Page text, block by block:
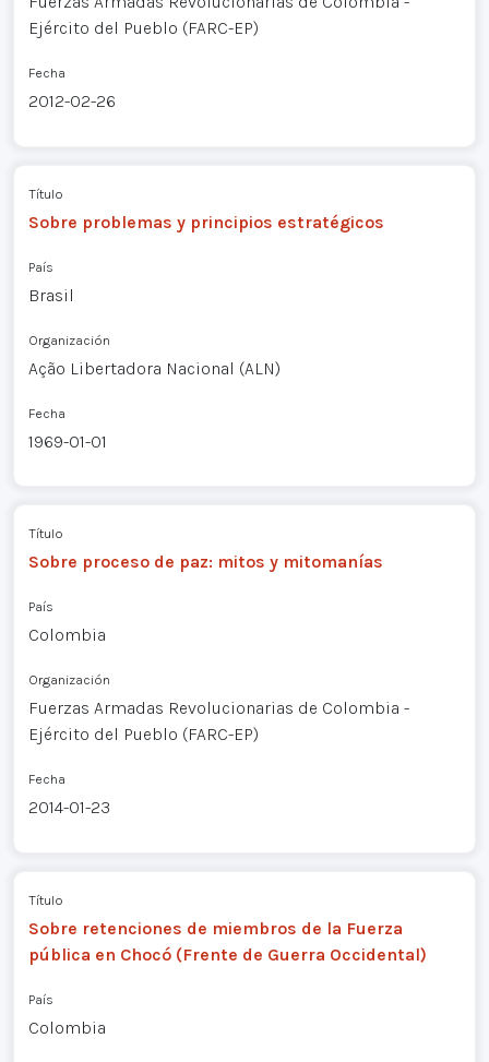
Ejército del Pueblo (FARC-EP)
Fecha
2012-02-26
Título
Sobre problemas y principios estratégicos
País
Brasil
Organización
Ação Libertadora Nacional (ALN)
Fecha
1969-01-01
Título
Sobre proceso de paz: mitos y mitomanías
País
Colombia
Organización
Fuerzas Armadas Revolucionarias de Colombia -
Ejército del Pueblo (FARC-EP)
Fecha
2014-01-23
Título
Sobre retenciones de miembros de la Fuerza
pública en Chocó (Frente de Guerra Occidental)
País
Colombia